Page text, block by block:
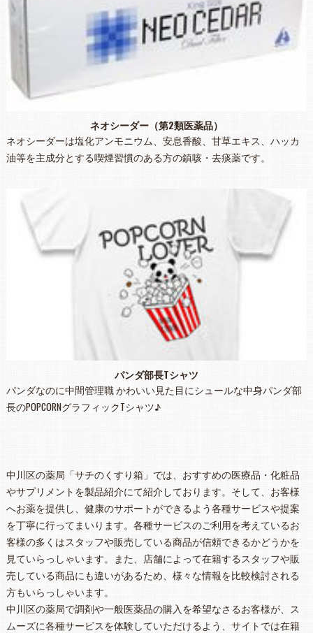
ネオシーダー（第2類医薬品）
ネオシーダーは塩化アンモニウム、安息香酸、甘草エキス、ハッカ
油等を主成分とする喫煙習慣のある方の鎮咳・去痰薬です。
パンダ部長Tシャツ
パンダなのに中間管理職 かわいい見た目にシュールな中身パンダ部
長のPOPCORNグラフィックTシャツ♪
中川区の薬局「サチのくすり箱」では、おすすめの医療品・化粧品
やサプリメントを製品紹介にて紹介しております。そして、お客様
へお薬を提供し、健康のサポートができるよう各種サービスや提案
を丁寧に行ってまいります。各種サービスのご利用を考えているお
客様の多くはスタッフや販売している商品が信頼できるかどうかを
見ていらっしゃいます。また、店舗によって在籍するスタッフや販
売している商品にも違いがあるため、様々な情報を比較検討される
方もいらっしゃいます。
中川区の薬局で調剤や一般医薬品の購入を希望なさるお客様が、ス
ムーズに各種サービスを体験していただけるよう、サイトでは在籍